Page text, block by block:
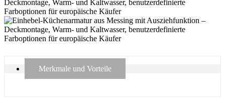
Merkmale und Vorteile